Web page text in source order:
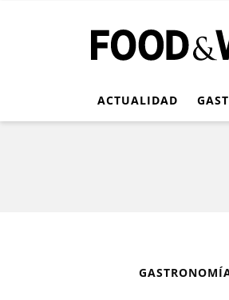
ACTUALIDAD